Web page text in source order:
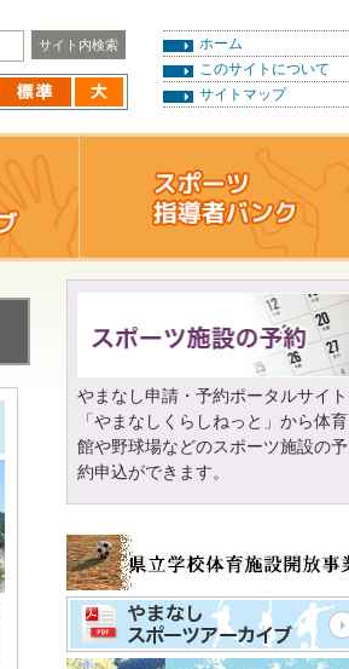
ホーム
このサイトについて
サイトマップ
やまなし申請・予約ポータルサイト
「やまなしくらしねっと」から体育
館や野球場などのスポーツ施設の予
約申込ができます。